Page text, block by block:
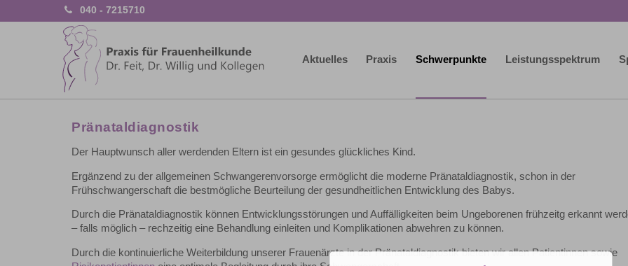
040 - 7215710
Aktuelles Praxis Schwerpunkte Leistungsspektrum
Pränataldiagnostik
Der Hauptwunsch aller werdenden Eltern ist ein gesundes glückliches Kind.
Ergänzend zu der allgemeinen Schwangerenvorsorge ermöglicht die moderne Pränataldiagnostik, schon in der
Frühschwangerschaft die bestmögliche Beurteilung der gesundheitlichen Entwicklung des Babys.
Durch die Pränataldiagnostik können Entwicklungsstörungen und Auffälligkeiten beim Ungeborenen frühzeitg erkannt
– falls möglich – rechzeitig eine Behandlung einleiten und Komplikationen abwehren zu können.
Durch die kontinuierliche Weiterbildung unserer Frauenärzte in der Pränataldiagnostik bieten wir allen Patientinnen sowie